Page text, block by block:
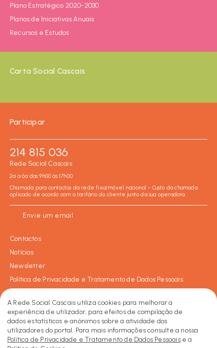
Plano Estratégico 2020-2030
Planos de Iniciativas Anuais
Recursos e Estudos
Carta Social Cascais
Participar
214 815 036
Rede Social Cascais
2ª a 6ª das 9h00 às 17h00
Chamada para contactos da rede fixa/móvel nacional - Custo da chamada
aplicado de acordo com o tarifário do cliente junto da sua operadora.
Envie um email
Contactos
Notícias
Newsletter
Política de Privacidade e Tratamento de Dados Pessoais
2026 © Rede Social de Cascais • Todos os direitos reservados.
Made by KOBU
Facebook
Instagram
LinkedIn
A Rede Social Cascais utiliza cookies para melhorar a
experiência de utilizador, para efeitos de compilação de
dados estatísticos e anónimos sobre a atividade dos
utilizadores do portal. Para mais informações consulte a nossa
Política de Privacidade e Tratamento de Dados Pessoaise a